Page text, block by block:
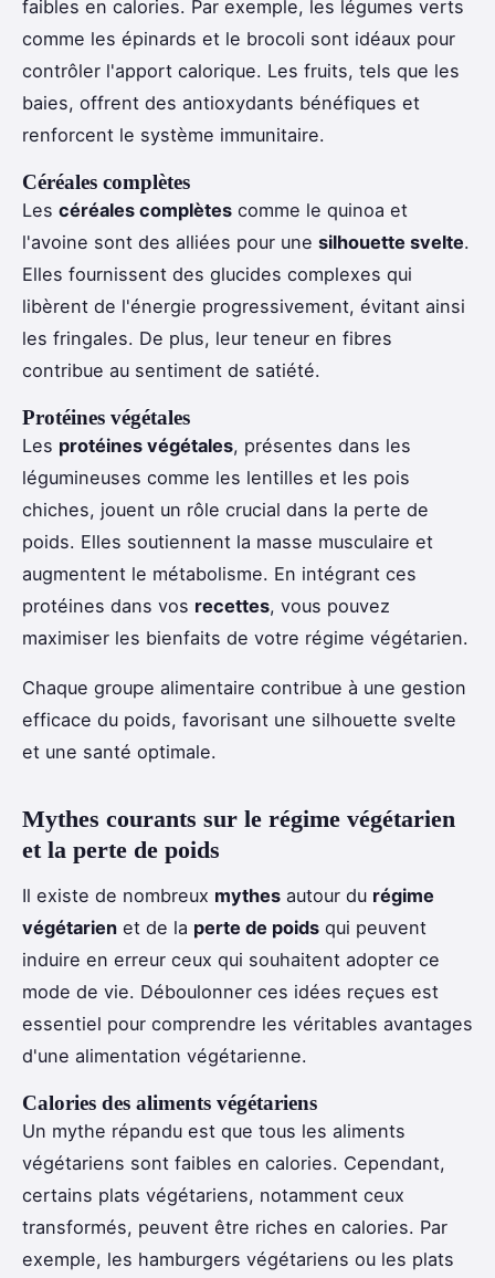
faibles en calories. Par exemple, les légumes verts
comme les épinards et le brocoli sont idéaux pour
contrôler l'apport calorique. Les fruits, tels que les
baies, offrent des antioxydants bénéfiques et
renforcent le système immunitaire.
Céréales complètes
Les céréales complètes comme le quinoa et
l'avoine sont des alliées pour une silhouette svelte.
Elles fournissent des glucides complexes qui
libèrent de l'énergie progressivement, évitant ainsi
les fringales. De plus, leur teneur en fibres
contribue au sentiment de satiété.
Protéines végétales
Les protéines végétales, présentes dans les
légumineuses comme les lentilles et les pois
chiches, jouent un rôle crucial dans la perte de
poids. Elles soutiennent la masse musculaire et
augmentent le métabolisme. En intégrant ces
protéines dans vos recettes, vous pouvez
maximiser les bienfaits de votre régime végétarien.
Chaque groupe alimentaire contribue à une gestion
efficace du poids, favorisant une silhouette svelte
et une santé optimale.
Mythes courants sur le régime végétarien
et la perte de poids
Il existe de nombreux mythes autour du régime
végétarien et de la perte de poids qui peuvent
induire en erreur ceux qui souhaitent adopter ce
mode de vie. Déboulonner ces idées reçues est
essentiel pour comprendre les véritables avantages
d'une alimentation végétarienne.
Calories des aliments végétariens
Un mythe répandu est que tous les aliments
végétariens sont faibles en calories. Cependant,
certains plats végétariens, notamment ceux
transformés, peuvent être riches en calories. Par
exemple, les hamburgers végétariens ou les plats